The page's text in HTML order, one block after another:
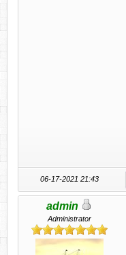
06-17-2021 21:43
admin
Administrator